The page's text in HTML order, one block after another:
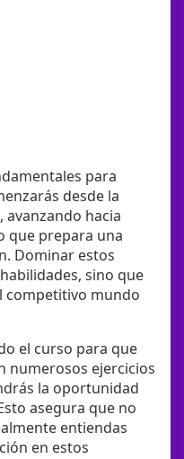
para
desde la
avanzando hacia
que prepara una
Dominar estos
sino que
competitivo mundo
el curso para que
numerosos ejercicios
la oportunidad
asegura que no
entiendas
en estos